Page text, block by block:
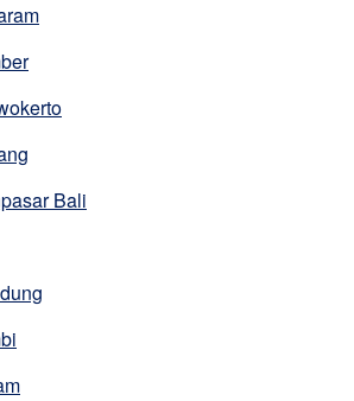
Bali